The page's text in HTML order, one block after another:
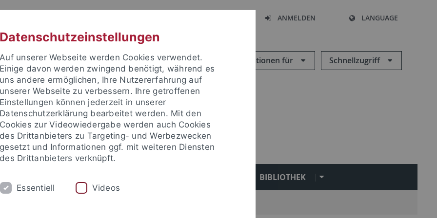
ANMELDEN LANGUAGE
Informationen für Schnellzugriff
Fakultät
BIBLIOTHEK
Datenschutzeinstellungen
Auf unserer Webseite werden Cookies verwendet.
Einige davon werden zwingend benötigt, während es
uns andere ermöglichen, Ihre Nutzererfahrung auf
unserer Webseite zu verbessern. Ihre getroffenen
Einstellungen können jederzeit in unserer
Datenschutzerklärung bearbeitet werden. Mit den
Cookies zur Videowiedergabe werden auch Cookies
des Drittanbieters zu Targeting- und Werbezwecken
gesetzt und Informationen ggf. mit weiteren Diensten
des Drittanbieters verknüpft.
Essentiell Videos